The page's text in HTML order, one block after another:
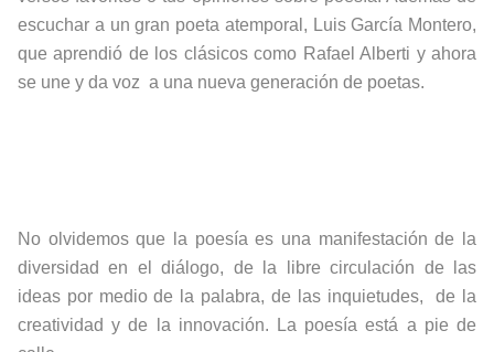
escuchar a un gran poeta atemporal, Luis García Montero,
que aprendió de los clásicos como Rafael Alberti y ahora
se une y da voz a una nueva generación de poetas.
No olvidemos que la poesía es una manifestación de la
diversidad en el diálogo, de la libre circulación de las
ideas por medio de la palabra, de las inquietudes, de la
creatividad y de la innovación. La poesía está a pie de